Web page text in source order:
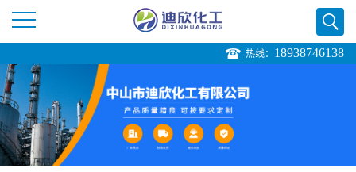
司
首
热线： 18938746138